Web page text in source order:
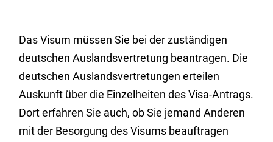
Das Visum müssen Sie bei der zuständigen
deutschen Auslandsvertretung beantragen. Die
deutschen Auslandsvertretungen erteilen
Auskunft über die Einzelheiten des Visa-Antrags.
Dort erfahren Sie auch, ob Sie jemand Anderen
mit der Besorgung des Visums beauftragen